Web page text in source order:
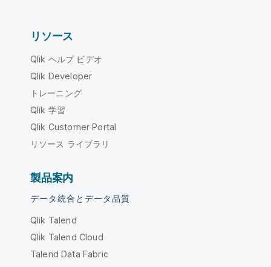
リソース
Qlik ヘルプ ビデオ
Qlik Developer
トレーニング
Qlik 学習
Qlik Customer Portal
リソース ライブラリ
製品案内
データ統合とデータ品質
Qlik Talend
Qlik Talend Cloud
Talend Data Fabric